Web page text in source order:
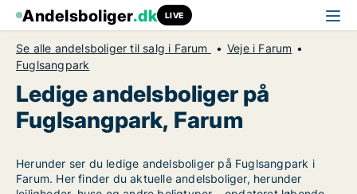
Andelsboliger.dk LIVE
Se alle andelsboliger til salg i Farum
Veje i Farum
Fuglsangpark
Ledige andelsboliger på
Fuglsangpark, Farum
Herunder ser du ledige andelsboliger på Fuglsangpark i
Farum. Her finder du aktuelle andelsboliger, herunder